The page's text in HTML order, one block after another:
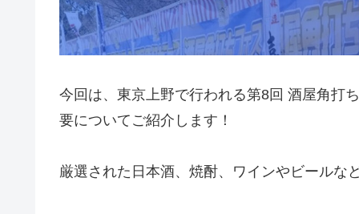
今回は、東京上野で行われる第8回 酒屋角打
要についてご紹介します！
厳選された日本酒、焼酎、ワインやビールな